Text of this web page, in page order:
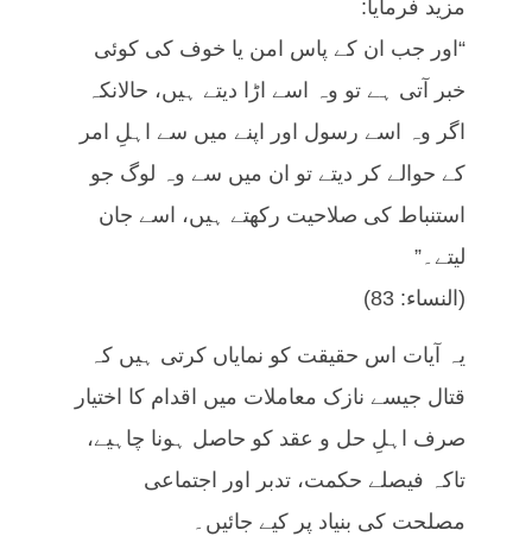
مزید فرمایا:
“اور جب ان کے پاس امن یا خوف کی کوئی
خبر آتی ہے تو وہ اسے اڑا دیتے ہیں، حالانکہ
اگر وہ اسے رسول اور اپنے میں سے اہلِ امر
کے حوالے کر دیتے تو ان میں سے وہ لوگ جو
استنباط کی صلاحیت رکھتے ہیں، اسے جان
لیتے۔”
(النساء: 83)
یہ آیات اس حقیقت کو نمایاں کرتی ہیں کہ
قتال جیسے نازک معاملات میں اقدام کا اختیار
صرف اہلِ حل و عقد کو حاصل ہونا چاہیے،
تاکہ فیصلے حکمت، تدبر اور اجتماعی
مصلحت کی بنیاد پر کیے جائیں۔